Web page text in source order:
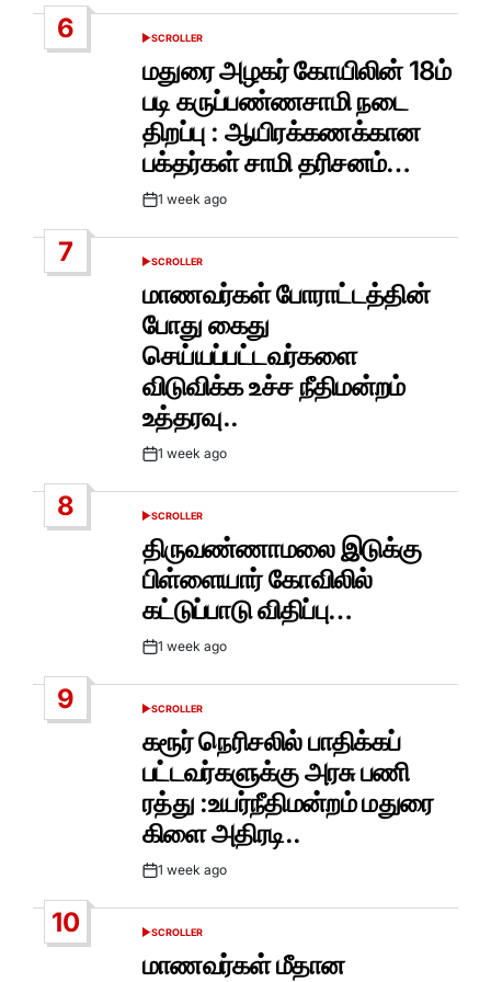
6
POSTED
SCROLLER
மதுரை அழகர் கோயிலின் 18ம்
படி கருப்பண்ணசாமி நடை
திறப்பு : ஆயிரக்கணக்கான
பக்தர்கள் சாமி தரிசனம்…
Post1 week ago
7
POSTED
SCROLLER
மாணவர்கள் போராட்டத்தின்
போது கைது
செய்யப்பட்டவர்களை
விடுவிக்க உச்ச நீதிமன்றம்
உத்தரவு..
Post1 week ago
8
POSTED
SCROLLER
திருவண்ணாமலை இடுக்கு
பிள்ளையார் கோவிலில்
கட்டுப்பாடு விதிப்பு…
Post1 week ago
9
POSTED
SCROLLER
கரூர் நெரிசலில் பாதிக்கப்
பட்டவர்களுக்கு அரசு பணி
ரத்து :உயர்நீதிமன்றம் மதுரை
கிளை அதிரடி..
Post1 week ago
10
POSTED
SCROLLER
மாணவர்கள் மீதான